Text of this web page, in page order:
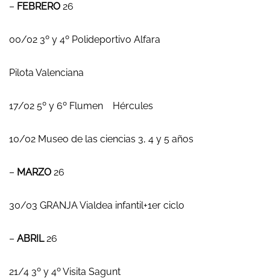
– FEBRERO 26
00/02 3º y 4º Polideportivo Alfara
Pilota Valenciana
17/02 5º y 6º Flumen Hércules
10/02 Museo de las ciencias 3, 4 y 5 años
– MARZO 26
30/03 GRANJA Vialdea infantil+1er ciclo
– ABRIL26
21/4 3º y 4º Visita Sagunt